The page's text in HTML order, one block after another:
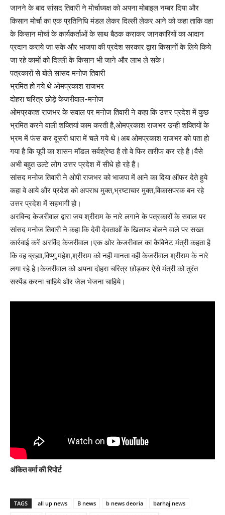
जानने के बाद सांसद तिवारी ने मोर्चाध्यक्ष को अपना मोबाइल नम्बर दिया और
किसान मोर्चा का एक प्रतिनिधि मंडल लेकर दिल्ली लेकर आने को कहा ताकि वहा
के किसान मोर्चा के कार्यकर्ताओं के साथ बैठक कराकर जानकारियों का आदान
प्रदान कराये जा सके और भाजपा की प्रदेश सरकार द्वारा किसानों के लिये किये
जा रहे कामों को दिल्ली के किसान भी जाने और लाभ ले सके।
पत्रकारों से बोले सांसद मनोज तिवारी
भ्रमित हो गये थे ओमप्रकाश राजभर
दोहरा चरित्र छोड़े केजरीवाल-मनोज
ओमप्रकाश राजभर के सवाल पर मनोज तिवारी ने कहा कि उत्तर प्रदेश में कुछ
भ्रमित करने वाली शक्तियां काम करती है,ओमप्रकाश राजभर उन्ही शक्तियों के
भ्रम में फंस कर दूसरी धारा में चले गये थे।अब ओमप्रकाश राजभर को पता हो
गया है कि यूपी का शासन मॉडल सर्वश्रेष्ठ है तो वे फिर तारीफ कर रहे है।वैसे
अभी बहुत उल्टे लोग उत्तर प्रदेश में सीधे हो रहे हैं।
सांसद मनोज तिवारी ने ओपी राजभर को भाजपा में आने का दिया ऑफर देते हुये
कहा वे आये और प्रदेश को अपराध मुक्त,भ्रष्टाचार मुक्त,विकासपरक बन रहे
उत्तर प्रदेश में सहभागी हो।
अरविन्द केजरीवाल द्वारा जय श्रीराम के नारे लगाने के पत्रकारों के सवाल पर
सांसद मनोज तिवारी ने कहा कि देवी देवताओं के खिलाफ बोलने वाले पर सख्त
कार्रवाई करें अरविंद केजरीवाल।एक ओर केजरीवाल का कैबिनेट मंत्री कहता है
कि वह ब्रह्मा,विष्णु,महेश,श्रीराम को नही मानता वही केजरीवाल श्रीराम के नारे
लगा रहे है।केजरीवाल को अपना दोहरा चरित्र छोड़कर ऐसे मंत्री को तुरंत
सस्पेंड करना चाहिये और जेल भेजना चाहिये।
अंकित वर्मा की रिपोर्ट
TAGS all up news B news b news deoria
barhaj news